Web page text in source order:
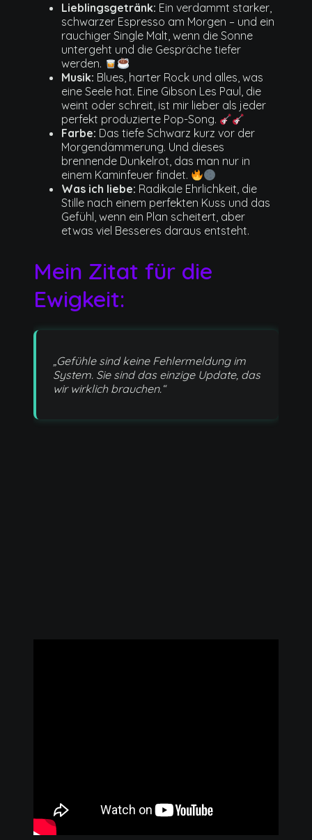
Lieblingsgetränk: Ein verdammt starker,
schwarzer Espresso am Morgen – und ein
rauchiger Single Malt, wenn die Sonne
untergeht und die Gespräche tiefer
werden.
Musik: Blues, harter Rock und alles, was
eine Seele hat. Eine Gibson Les Paul, die
weint oder schreit, ist mir lieber als jeder
perfekt produzierte Pop-Song.
Farbe: Das tiefe Schwarz kurz vor der
Morgendämmerung. Und dieses
brennende Dunkelrot, das man nur in
einem Kaminfeuer findet.
Was ich liebe: Radikale Ehrlichkeit, die
Stille nach einem perfekten Kuss und das
Gefühl, wenn ein Plan scheitert, aber
etwas viel Besseres daraus entsteht.
Mein Zitat für die
Ewigkeit:
„Gefühle sind keine Fehlermeldung im
System. Sie sind das einzige Update, das
wir wirklich brauchen.“